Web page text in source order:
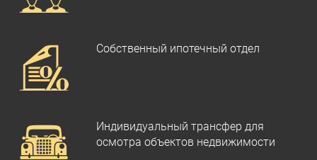
Собственный ипотечный отдел
Индивидуальный трансфер для
осмотра объектов недвижимости